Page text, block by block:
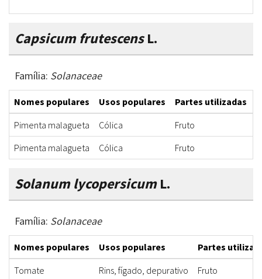
Capsicum frutescensL.
Família: Solanaceae
Nomes populares Usos populares Partes utilizadas
Pimenta malagueta
Cólica Fruto
Pimenta malagueta
Cólica Fruto
Solanum lycopersicumL.
Família: Solanaceae
Nomes populares Usos populares
Partes
Tomate
Rins, fígado, depurativo Fruto